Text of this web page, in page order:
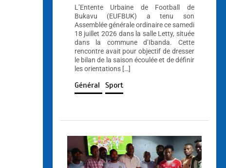
L’Entente Urbaine de Football de
Bukavu (EUFBUK) a tenu son
Assemblée générale ordinaire ce samedi
18 juillet 2026 dans la salle Letty, située
dans la commune d’Ibanda. Cette
rencontre avait pour objectif de dresser
le bilan de la saison écoulée et de définir
les orientations […]
Général Sport